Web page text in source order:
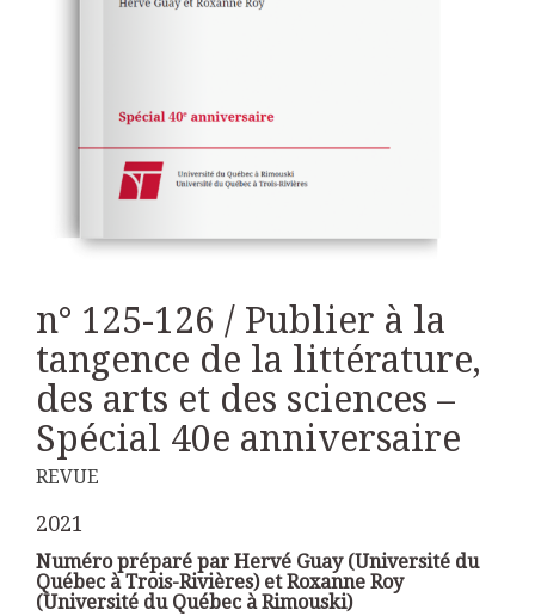
n° 125-126 / Publier à la
tangence de la littérature,
des arts et des sciences –
Spécial 40e anniversaire
REVUE
2021
Numéro préparé par Hervé Guay (Université du
Québec à Trois-Rivières) et Roxanne Roy
(Université du Québec à Rimouski)